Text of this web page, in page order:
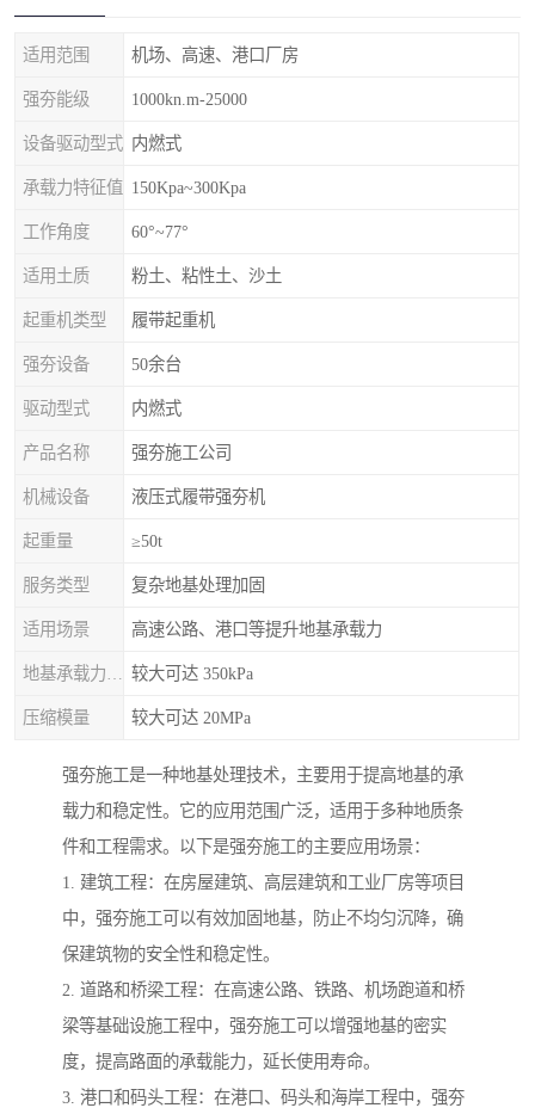
适用范围 机场、高速、港口厂房
强夯能级 1000kn.m-25000
设备驱动型式 内燃式
承载力特征值 150Kpa~300Kpa
工作角度 60°~77°
适用土质 粉土、粘性土、沙土
起重机类型 履带起重机
强夯设备 50余台
驱动型式 内燃式
产品名称 强夯施工公司
机械设备 液压式履带强夯机
起重量 ≥50t
服务类型 复杂地基处理加固
适用场景 高速公路、港口等提升地基承载力
较大可达 350kPa
压缩模量 较大可达 20MPa
强夯施工是一种地基处理技术，主要用于提高地基的承
载力和稳定性。它的应用范围广泛，适用于多种地质条
件和工程需求。以下是强夯施工的主要应用场景：
1. 建筑工程：在房屋建筑、高层建筑和工业厂房等项目
中，强夯施工可以有效加固地基，防止不均匀沉降，确
保建筑物的安全性和稳定性。
2. 道路和桥梁工程：在高速公路、铁路、机场跑道和桥
梁等基础设施工程中，强夯施工可以增强地基的密实
度，提高路面的承载能力，延长使用寿命。
3. 港口和码头工程：在港口、码头和海岸工程中，强夯